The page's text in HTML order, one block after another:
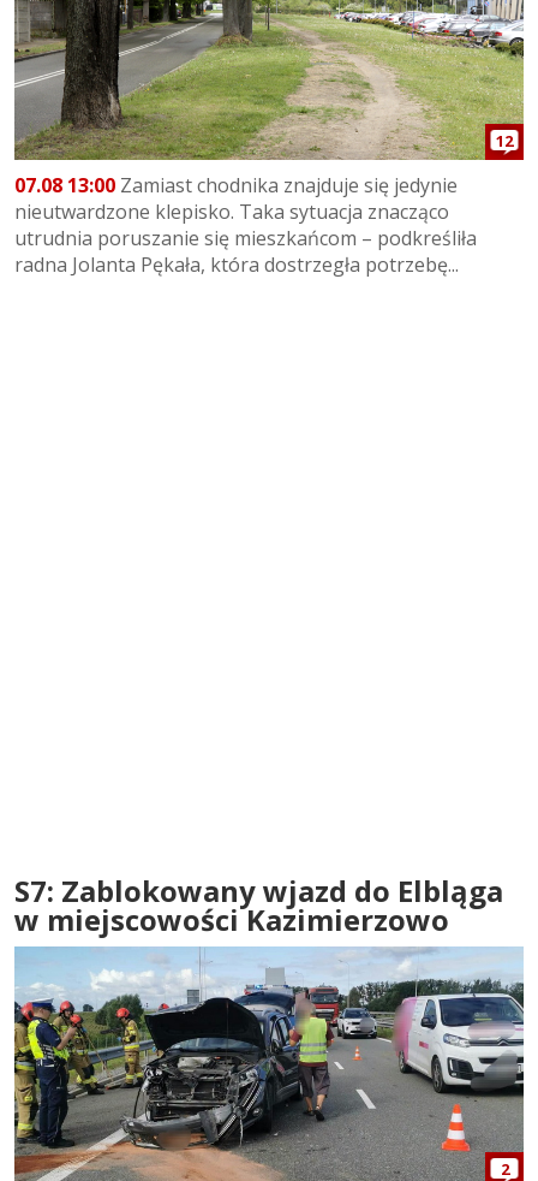
12
07.08 13:00 Zamiast chodnika znajduje się jedynie
nieutwardzone klepisko. Taka sytuacja znacząco
utrudnia poruszanie się mieszkańcom – podkreśliła
radna Jolanta Pękała, która dostrzegła potrzebę...
S7: Zablokowany wjazd do Elbląga
w miejscowości Kazimierzowo
2